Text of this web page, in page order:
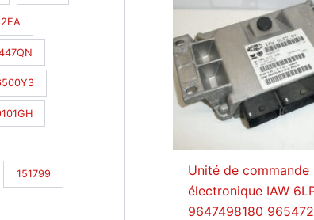
151799
Unité de commande
électronique IAW
9647498180